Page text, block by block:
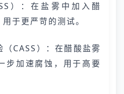
）：在盐雾中加入醋
于更严苛的测试。
CASS）：在醋酸盐雾
步加速腐蚀，用于高要